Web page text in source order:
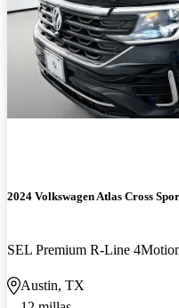
2024 Volkswagen Atlas Cross
SEL Premium R-Line
Austin, TX